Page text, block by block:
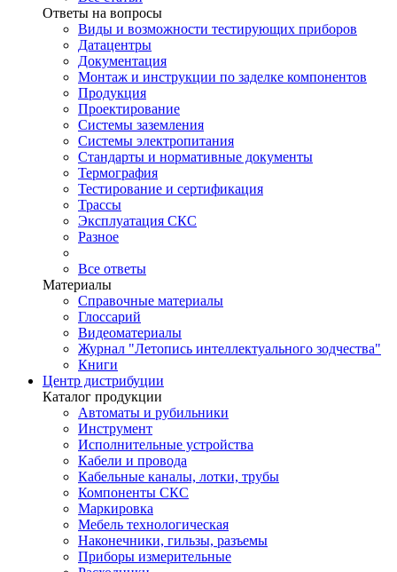
Ответы на вопросы
Виды и возможности тестирующих приборов
Датацентры
Документация
Монтаж и инструкции по заделке компонентов
Продукция
Проектирование
Системы заземления
Системы электропитания
Стандарты и нормативные документы
Термография
Тестирование и сертификация
Трассы
Эксплуатация СКС
Разное
Все ответы
Материалы
Справочные материалы
Глоссарий
Видеоматериалы
Журнал "Летопись интеллектуального зодчества"
Книги
Центр дистрибуции
Каталог продукции
Автоматы и рубильники
Инструмент
Исполнительные устройства
Кабели и провода
Кабельные каналы, лотки, трубы
Компоненты СКС
Маркировка
Мебель технологическая
Наконечники, гильзы, разъемы
Приборы измерительные